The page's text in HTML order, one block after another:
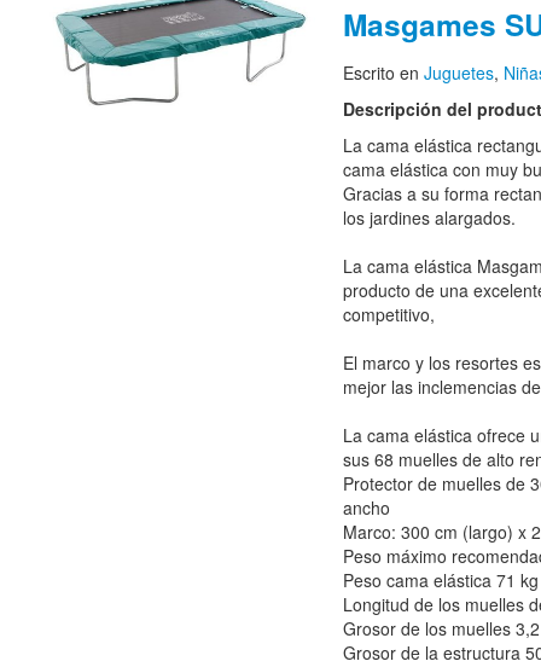
Masgames
Escrito en Juguetes,
Descripción del
La cama elástica
cama elástica con muy
Gracias a su forma
los jardines alargados.
La cama elástica
producto de una
competitivo,
El marco y los resortes
mejor las inclemencias
La cama elástica ofrece
sus 68 muelles de alto
Protector de muelles de
ancho
Marco: 300 cm (largo) x
Peso máximo
Peso cama elástica 71 kg
Longitud de los muelles
Grosor de los muelles
Grosor de la estructura